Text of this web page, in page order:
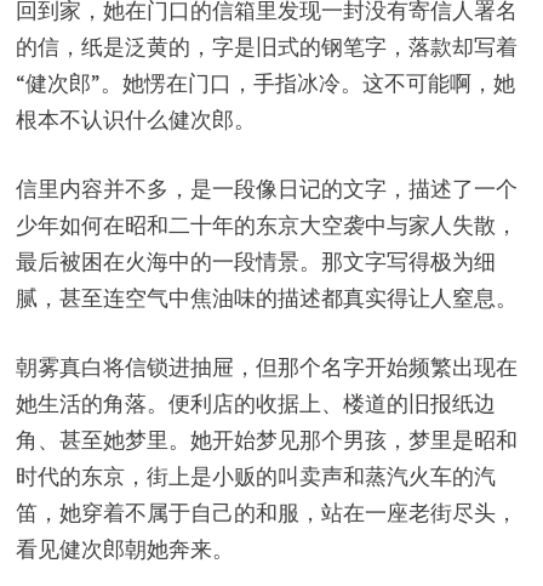
回到家，她在门口的信箱里发现一封没有寄信人署名
的信，纸是泛黄的，字是旧式的钢笔字，落款却写着
“健次郎”。她愣在门口，手指冰冷。这不可能啊，她
根本不认识什么健次郎。
信里内容并不多，是一段像日记的文字，描述了一个
少年如何在昭和二十年的东京大空袭中与家人失散，
最后被困在火海中的一段情景。那文字写得极为细
腻，甚至连空气中焦油味的描述都真实得让人窒息。
朝雾真白将信锁进抽屉，但那个名字开始频繁出现在
她生活的角落。便利店的收据上、楼道的旧报纸边
角、甚至她梦里。她开始梦见那个男孩，梦里是昭和
时代的东京，街上是小贩的叫卖声和蒸汽火车的汽
笛，她穿着不属于自己的和服，站在一座老街尽头，
看见健次郎朝她奔来。